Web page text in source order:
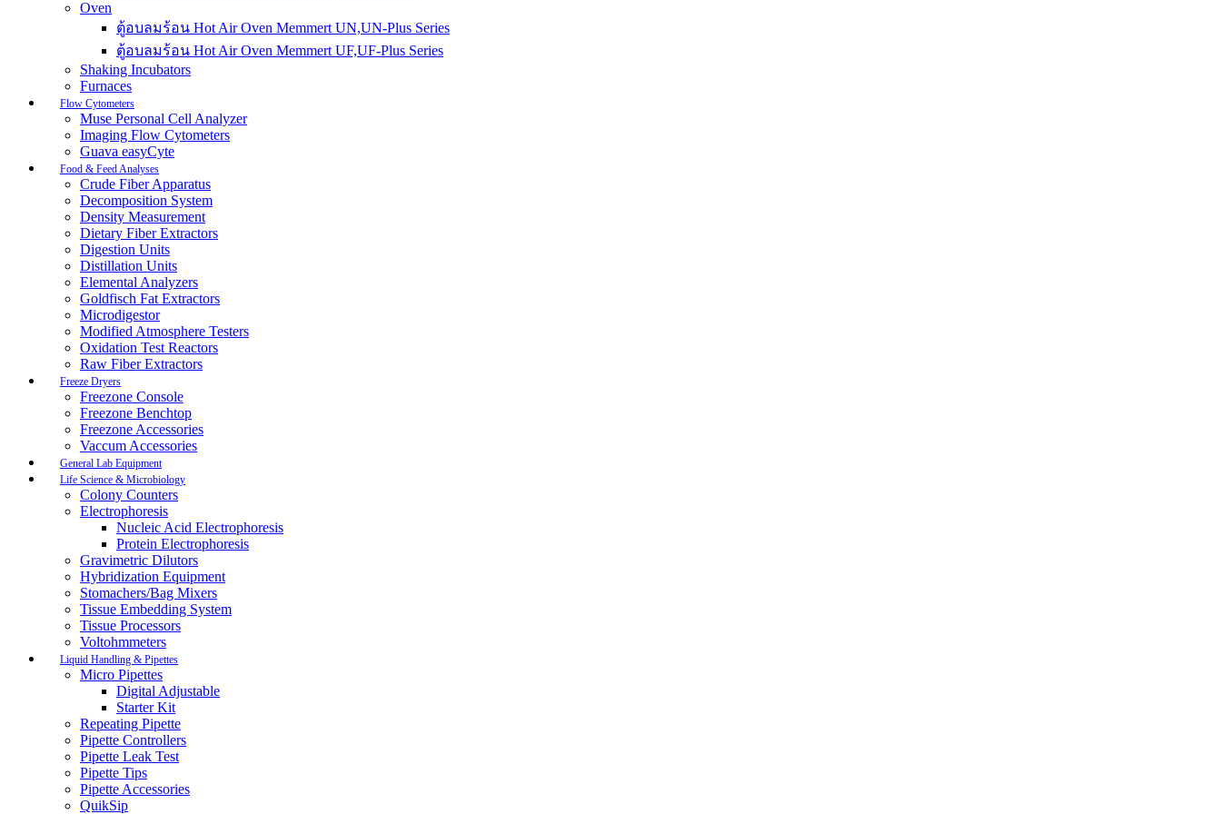
Oven
ตู้อบลมร้อน Hot Air Oven Memmert UN,UN-Plus Series
ตู้อบลมร้อน Hot Air Oven Memmert UF,UF-Plus Series
Shaking Incubators
Furnaces
Flow Cytometers
Muse Personal Cell Analyzer
Imaging Flow Cytometers
Guava easyCyte
Food & Feed Analyses
Crude Fiber Apparatus
Decomposition System
Density Measurement
Dietary Fiber Extractors
Digestion Units
Distillation Units
Elemental Analyzers
Goldfisch Fat Extractors
Microdigestor
Modified Atmosphere Testers
Oxidation Test Reactors
Raw Fiber Extractors
Freeze Dryers
Freezone Console
Freezone Benchtop
Freezone Accessories
Vaccum Accessories
General Lab Equipment
Life Science & Microbiology
Colony Counters
Electrophoresis
Nucleic Acid Electrophoresis
Protein Electrophoresis
Gravimetric Dilutors
Hybridization Equipment
Stomachers/Bag Mixers
Tissue Embedding System
Tissue Processors
Voltohmmeters
Liquid Handling & Pipettes
Micro Pipettes
Digital Adjustable
Starter Kit
Repeating Pipette
Pipette Controllers
Pipette Leak Test
Pipette Tips
Pipette Accessories
QuikSip